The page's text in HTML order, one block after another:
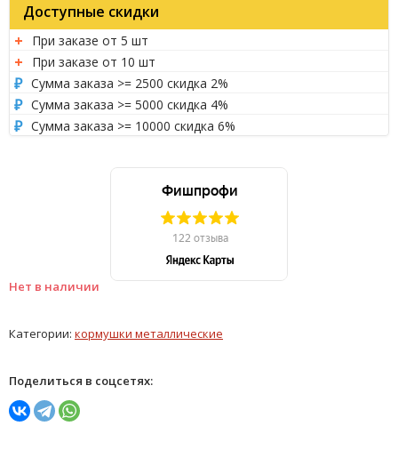
Нет в наличии
Доступные скидки
При заказе от 5 шт
При заказе от 10 шт
Сумма заказа >= 2500 скидка 2%
Сумма заказа >= 5000 скидка 4%
Сумма заказа >= 10000 скидка 6%
Категории: кормушки металлические
Поделиться в соцсетях: